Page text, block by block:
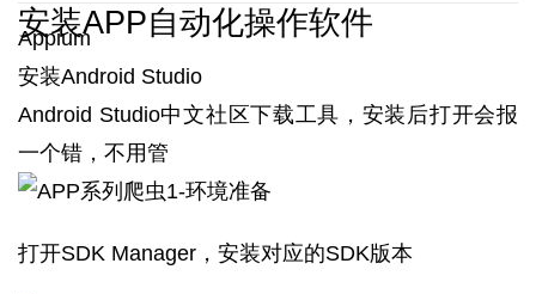
安装APP自动化操作软件
Appium
安装Android Studio
Android Studio中文社区下载工具，安装后打开会报
一个错，不用管
打开SDK Manager，安装对应的SDK版本